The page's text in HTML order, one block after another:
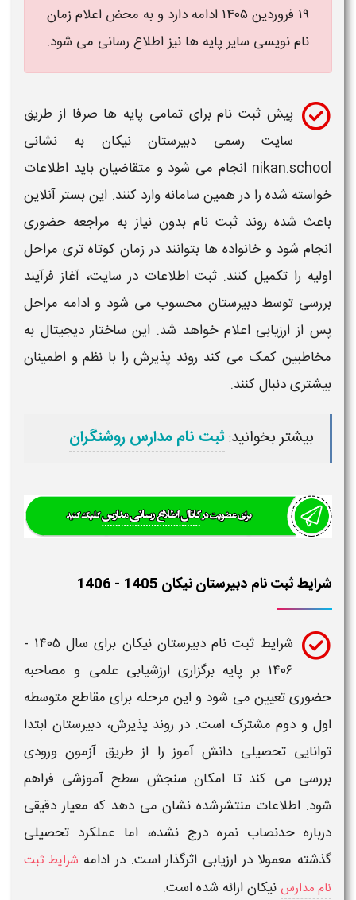
۱۹ فروردین ۱۴۰۵ ادامه دارد و به محض اعلام زمان
نام نویسی سایر پایه ها نیز اطلاع رسانی می شود.
پیش ثبت نامبرای تمامی پایه ها صرفا از طریق
سایت رسمی دبیرستان نیکان به نشانی
nikan.school انجام می شود و متقاضیان باید اطلاعات
خواسته شده را در همین سامانه وارد کنند. این بستر آنلاین
باعث شده روند ثبت نامبدون نیاز به مراجعه حضوری
انجام شود و خانواده ها بتوانند در زمانکوتاه تری مراحل
اولیه را تکمیل کنند. ثبت اطلاعات در سایت، آغاز فرآیند
بررسی توسط دبیرستان محسوب می شود و ادامه مراحل
پس از ارزیابی اعلام خواهد شد. این ساختار دیجیتال به
مخاطبین کمک می کند روند پذیرش را با نظم و اطمینان
بیشتری دنبال کنند.
بیشتر بخوانید:ثبت نام مدارس روشنگران
شرایط ثبت نام دبیرستان نیکان 1405 - 1406
شرایط ثبت نام دبیرستان نیکان برای سال
۱۴۰۵ -
۱۴۰۶ بر پایه برگزاری ارزشیابی علمی و مصاحبه
حضوری تعیین می شود و این مرحله برای مقاطع متوسطه
اول و دوممشترک است. در روند پذیرش،دبیرستان ابتدا
توانایی تحصیلی دانش آموز را از طریق آزمون ورودی
بررسی می کند تا امکان سنجش سطح آموزشی فراهم
شود. اطلاعات منتشرشده نشان می دهد که معیار دقیقی
درباره حدنصاب نمره درج نشده، اما عملکرد تحصیلی
گذشته معمولا در ارزیابی اثرگذار است. در ادامه شرایط ثبت
نام مدارس نیکان ارائه شده است.